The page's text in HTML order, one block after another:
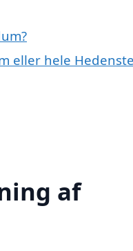
eller hele
af